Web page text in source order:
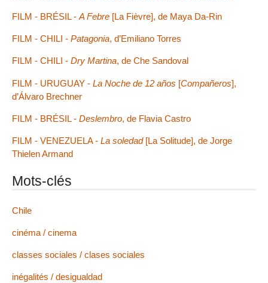
FILM - BRÉSIL - A Febre [La Fièvre], de Maya Da-Rin
FILM - CHILI - Patagonia, d’Emiliano Torres
FILM - CHILI - Dry Martina, de Che Sandoval
FILM - URUGUAY - La Noche de 12 años [Compañeros],
d’Álvaro Brechner
FILM - BRÉSIL - Deslembro, de Flavia Castro
FILM - VENEZUELA - La soledad[La Solitude], de Jorge
Thielen Armand
Mots-clés
Chile
cinéma / cinema
classes sociales / clases sociales
inégalités / desigualdad